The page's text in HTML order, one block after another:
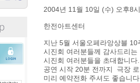
2004년 11월 10일 (수) 오후8시
한전아트센터
지난 5월 서울오페라앙상블
시진회 여러분들께 감사드리
시진회 여러분들을 초대합니다.
공연 시작 20분 전까지 극장
미리 예약전화 주셔도 좋습니